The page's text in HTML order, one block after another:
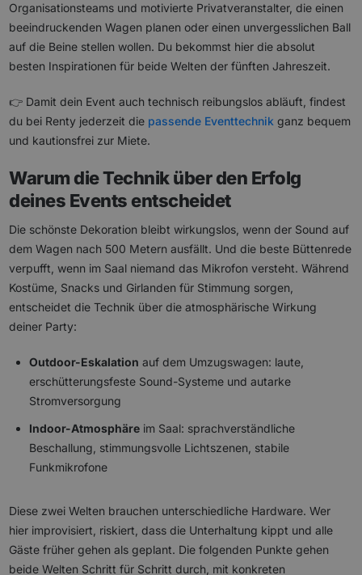
Organisationsteams und motivierte Privatveranstalter, die einen
beeindruckenden Wagen planen oder einen unvergesslichen Ball
auf die Beine stellen wollen. Du bekommst hier die absolut
besten Inspirationen für beide Welten der fünften Jahreszeit.
👉 Damit dein Event auch technisch reibungslos abläuft, findest
du bei Renty jederzeit die passende Eventtechnik ganz bequem
und kautionsfrei zur Miete.
Warum die Technik über den Erfolg
deines Events entscheidet
Die schönste Dekoration bleibt wirkungslos, wenn der Sound auf
dem Wagen nach 500 Metern ausfällt. Und die beste Büttenrede
verpufft, wenn im Saal niemand das Mikrofon versteht. Während
Kostüme, Snacks und Girlanden für Stimmung sorgen,
entscheidet die Technik über die atmosphärische Wirkung
deiner Party:
Outdoor-Eskalation auf dem Umzugswagen: laute,
erschütterungsfeste Sound-Systeme und autarke
Stromversorgung
Indoor-Atmosphäre im Saal: sprachverständliche
Beschallung, stimmungsvolle Lichtszenen, stabile
Funkmikrofone
Diese zwei Welten brauchen unterschiedliche Hardware. Wer
hier improvisiert, riskiert, dass die Unterhaltung kippt und alle
Gäste früher gehen als geplant. Die folgenden Punkte gehen
beide Welten Schritt für Schritt durch, mit konkreten